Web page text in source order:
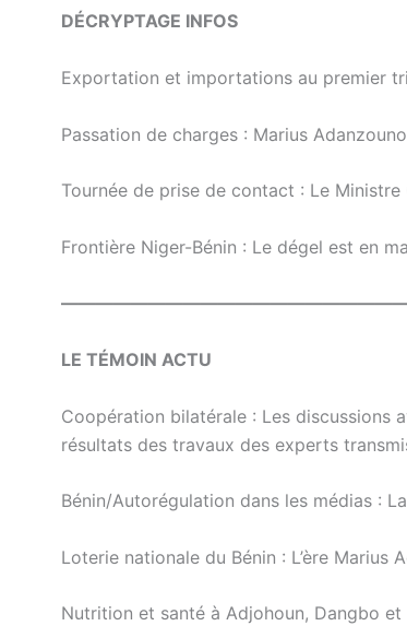
DÉCRYPTAGE INFOS
Exportation et importations au premier
Passation de charges : Marius
Tournée de prise de contact : Le
Frontière Niger-Bénin : Le dégel est en
LE TÉMOIN ACTU
Coopération bilatérale : Les discussions
résultats des travaux des experts
Bénin/Autorégulation dans les médias :
Loterie nationale du Bénin : L’ère Marius
Nutrition et santé à Adjohoun, Dangbo